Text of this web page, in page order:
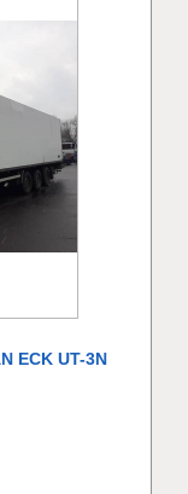
UT-3N